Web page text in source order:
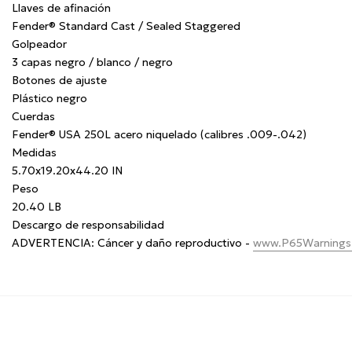
Llaves de afinación
Fender® Standard Cast / Sealed Staggered
Golpeador
3 capas negro / blanco / negro
Botones de ajuste
Plástico negro
Cuerdas
Fender® USA 250L acero niquelado (calibres .009-.042)
Medidas
5.70x19.20x44.20 IN
Peso
20.40 LB
Descargo de responsabilidad
ADVERTENCIA: Cáncer y daño reproductivo -